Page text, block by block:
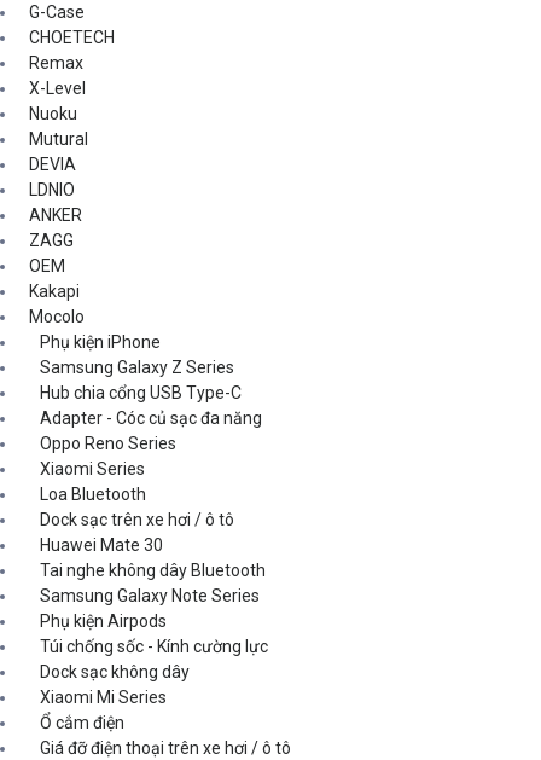
G-Case
CHOETECH
Remax
X-Level
Nuoku
Mutural
DEVIA
LDNIO
ANKER
ZAGG
OEM
Kakapi
Mocolo
Phụ kiện iPhone
Samsung Galaxy Z Series
Hub chia cổng USB Type-C
Adapter - Cóc củ sạc đa năng
Oppo Reno Series
Xiaomi Series
Loa Bluetooth
Dock sạc trên xe hơi / ô tô
Huawei Mate 30
Tai nghe không dây Bluetooth
Samsung Galaxy Note Series
Phụ kiện Airpods
Túi chống sốc - Kính cường lực
Dock sạc không dây
Xiaomi Mi Series
Ổ cắm điện
Giá đỡ điện thoại trên xe hơi / ô tô